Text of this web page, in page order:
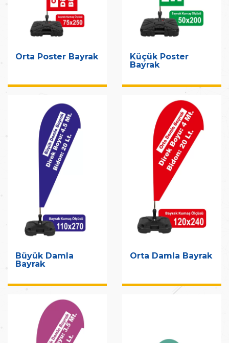
Orta Poster Bayrak
Küçük Poster
Bayrak
Büyük Damla
Bayrak
Orta Damla Bayrak